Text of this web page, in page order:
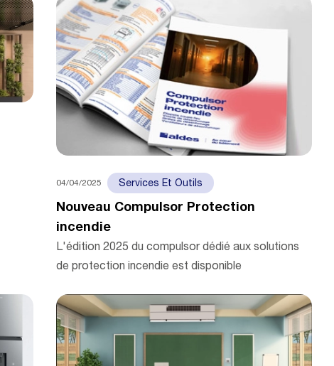
04/04/2025 Services Et Outils
Nouveau Compulsor Protection
incendie
L'édition 2025 du compulsor dédié aux solutions
de protection incendie est disponible